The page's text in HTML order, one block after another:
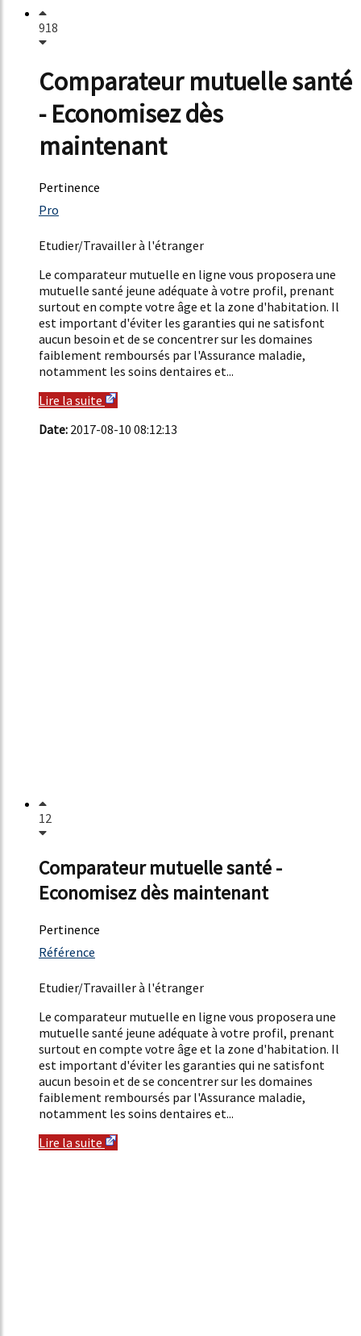
918
Comparateur mutuelle santé
- Economisez dès
maintenant
Pertinence
3175%
Pro
Etudier/Travailler à l'étranger
Le comparateur mutuelle en ligne vous proposera une
mutuelle santé jeune adéquate à votre profil, prenant
surtout en compte votre âge et la zone d'habitation. Il
est important d'éviter les garanties qui ne satisfont
aucun besoin et de se concentrer sur les domaines
faiblement remboursés par l'Assurance maladie,
notamment les soins dentaires et...
Lire la suite
Date: 2017-08-10 08:12:13
12
Comparateur mutuelle santé -
Economisez dès maintenant
Pertinence
3191%
Référence
Etudier/Travailler à l'étranger
Le comparateur mutuelle en ligne vous proposera une
mutuelle santé jeune adéquate à votre profil, prenant
surtout en compte votre âge et la zone d'habitation. Il
est important d'éviter les garanties qui ne satisfont
aucun besoin et de se concentrer sur les domaines
faiblement remboursés par l'Assurance maladie,
notamment les soins dentaires et...
Lire la suite